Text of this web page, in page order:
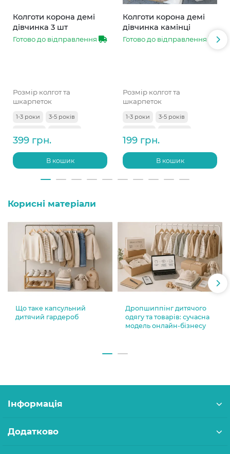
Колготи корона демі
дівчинка 3 шт
Готово до відправлення
Розмір колгот та
шкарпеток
1-3 роки
3-5 років
9-11 років
399 грн.
В кошик
Колготи корона демі
дівчинка камінці
Готово до відправлення
Розмір колгот та
шкарпеток
1-3 роки
3-5 років
199 грн.
В кошик
Корисні матеріали
Що таке капсульний
дитячий гардероб
Дропшиппінг дитячого
одягу та товарів: сучасна
модель онлайн-бізнесу
Інформація
Додатково